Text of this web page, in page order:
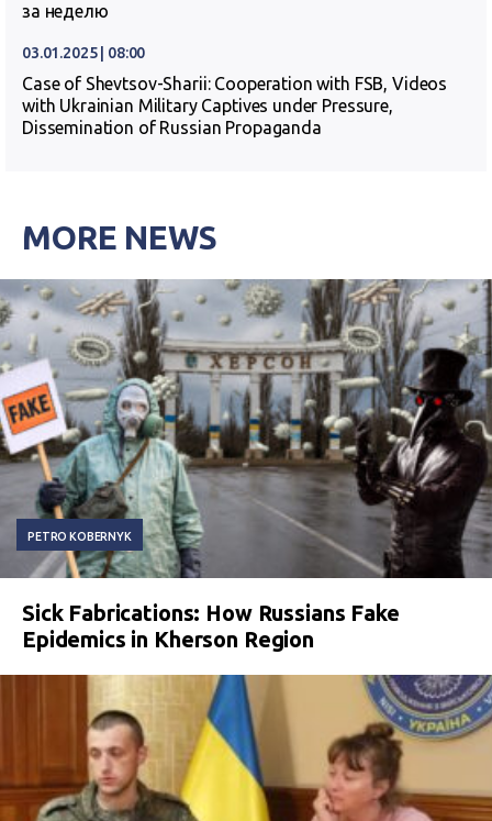
за неделю
03.01.2025 | 08:00
Case of Shevtsov-Sharii: Cooperation with FSB, Videos
with Ukrainian Military Captives under Pressure,
Dissemination of Russian Propaganda
MORE NEWS
PETRO KOBERNYK
Sick Fabrications: How Russians Fake
Epidemics in Kherson Region